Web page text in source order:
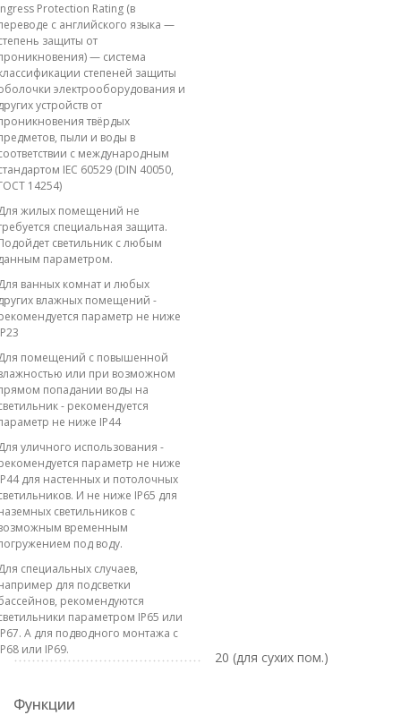
Protection Rating (в
с английского языка —
защиты от
— система
степеней защиты
электрооборудования и
устройств от
твёрдых
пыли и воды в
с международным
IEC 60529 (DIN 40050,
14254)
жилых помещений не
специальная защита.
светильник с любым
параметром.
ванных комнат и любых
влажных помещений -
параметр не ниже
помещений с повышенной
или при возможном
попадании воды на
- рекомендуется
не ниже IP44
уличного использования -
параметр не ниже
для настенных и потолочных
И не ниже IP65 для
светильников с
временным
под воду.
специальных случаев,
для подсветки
рекомендуются
параметром IP65 или
А для подводного монтажа с
или IP69.
20 (для сухих пом.)
Функции